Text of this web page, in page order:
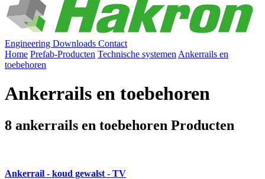
Engineering Downloads Contact
Home Prefab-Producten Technische systemen Ankerrails en
toebehoren
Ankerrails en toebehoren
8 ankerrails en toebehoren Producten
Ankerrail - koud gewalst - TV